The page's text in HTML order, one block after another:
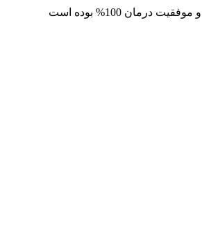
100% بوده است